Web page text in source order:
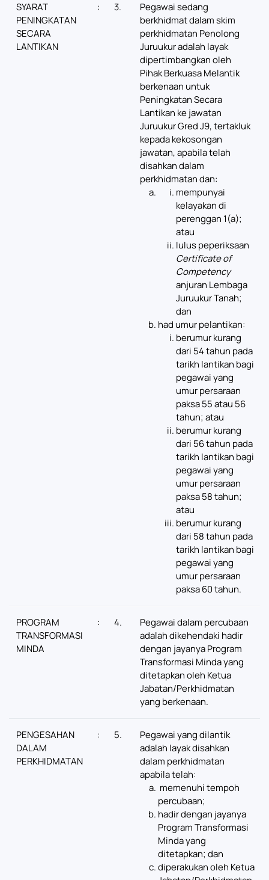
SYARAT
PENINGKATAN
SECARA
LANTIKAN
: 3.
Pegawai sedang
berkhidmat dalam skim
perkhidmatan Penolong
Juruukur adalah layak
dipertimbangkan oleh
Pihak Berkuasa Melantik
berkenaan untuk
Peningkatan Secara
Lantikan ke jawatan
Juruukur Gred J9, tertakluk
kepada kekosongan
jawatan, apabila telah
disahkan dalam
perkhidmatan dan:
mempunyai
kelayakan di
perenggan 1(a);
atau
lulus peperiksaan
Certificate of
Competency
anjuran Lembaga
Juruukur Tanah;
dan
had umur pelantikan:
berumur kurang
dari 54 tahun pada
tarikh lantikan bagi
pegawai yang
umur persaraan
paksa 55 atau 56
tahun; atau
berumur kurang
dari 56 tahun pada
tarikh lantikan bagi
pegawai yang
umur persaraan
paksa 58 tahun;
atau
berumur kurang
dari 58 tahun pada
tarikh lantikan bagi
pegawai yang
umur persaraan
paksa 60 tahun.
PROGRAM
TRANSFORMASI
MINDA
: 4.
Pegawai dalam percubaan
adalah dikehendaki hadir
dengan jayanya Program
Transformasi Minda yang
ditetapkan oleh Ketua
Jabatan/Perkhidmatan
yang berkenaan.
PENGESAHAN
DALAM
PERKHIDMATAN
: 5.
Pegawai yang dilantik
adalah layak disahkan
dalam perkhidmatan
apabila telah:
memenuhi tempoh
percubaan;
hadir dengan jayanya
Program Transformasi
Minda yang
ditetapkan; dan
diperakukan oleh Ketua